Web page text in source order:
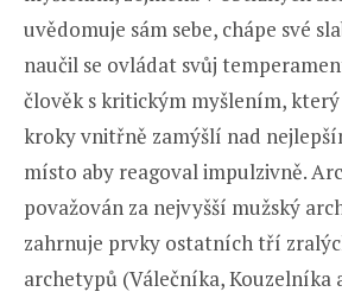
uvědomuje sám sebe, chápe své
naučil se ovládat svůj
člověk s kritickým myšlením,
kroky vnitřně zamýšlí nad
místo aby reagoval impulzivně.
považován za nejvyšší mužský
zahrnuje prvky ostatních tří
archetypů (Válečníka, Kouzelníka